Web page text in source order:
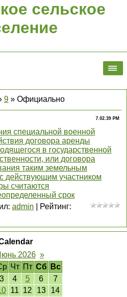
сельское
9 » Официально
7.02.39 PM
специальной военной
договора аренды
в государственной
или договора
таким земельным
действующим участником
считаются
срок
: admin Рейтинг:
2026 »
Чт Пт Сб
Вс
3 4 5 6
7
11 12 13
14